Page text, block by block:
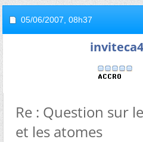
05/06/2007, 08h37
Re : Question sur
et les atomes